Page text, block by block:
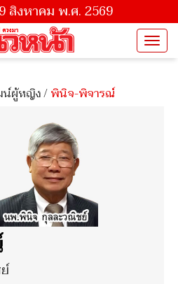
สิงหาคม พ.ศ. 2569
น์ผู้หญิง/พินิจ-พิจารณ์